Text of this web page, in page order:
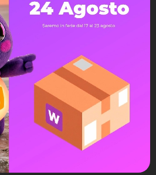
a partire da 99€
Assistenza Live Chat
Ampia scelta di pagamenti
Spedizione express veloce
Possibilità di reso e rimborso